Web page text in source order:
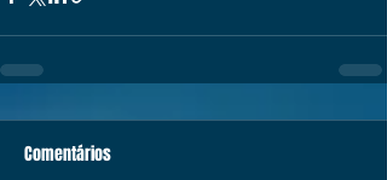
Comentários